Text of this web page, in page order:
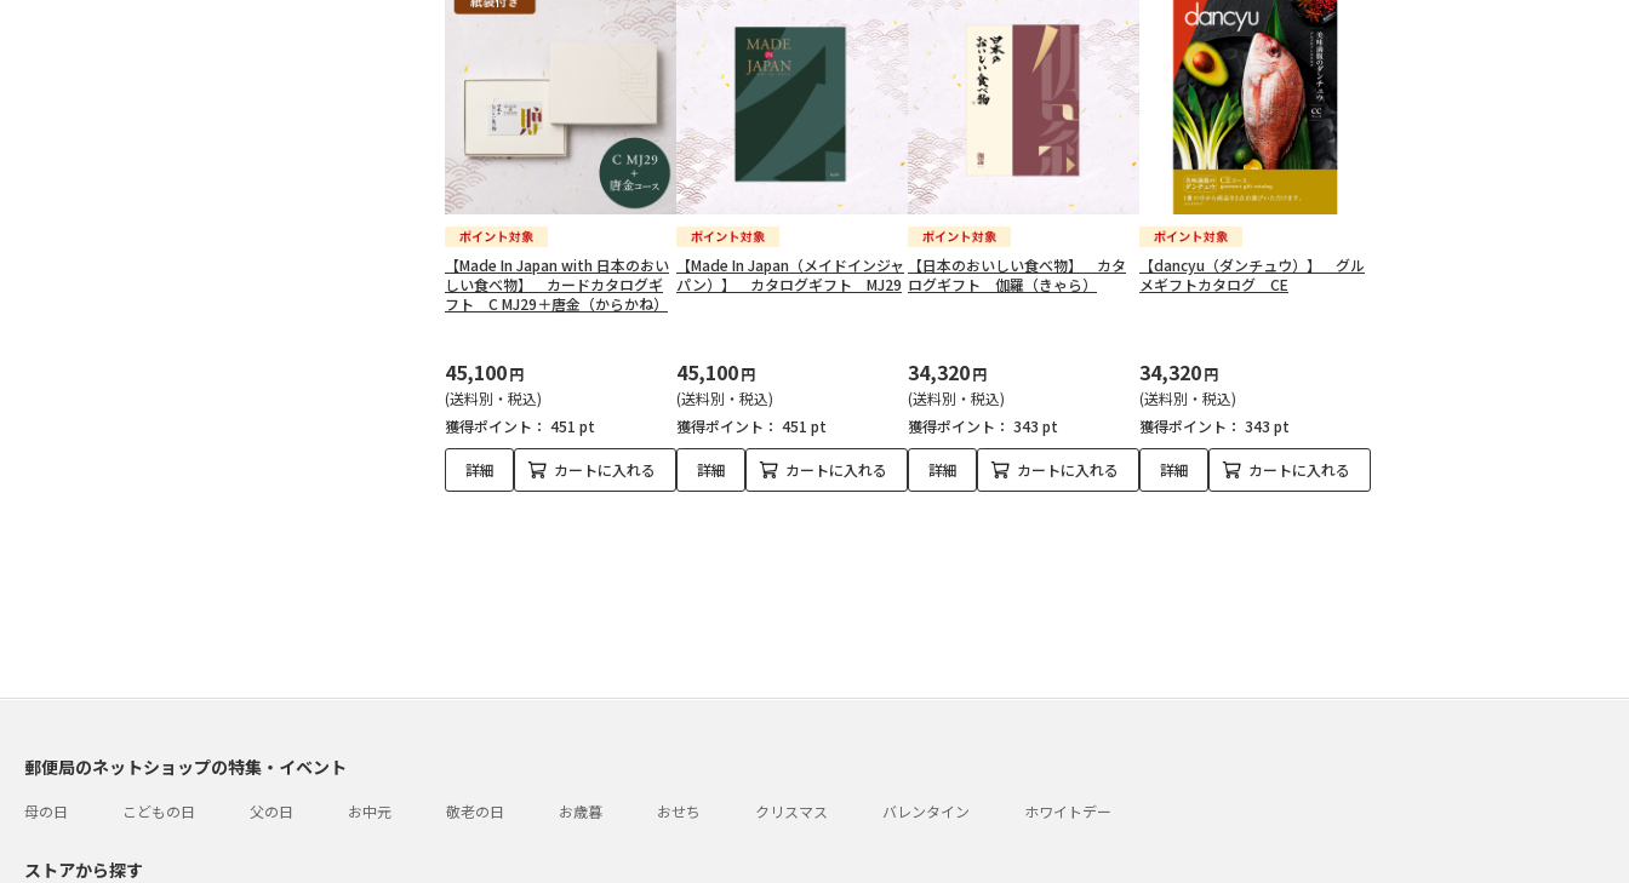
【Made In Japan with 日本のおい
しい食べ物】 カードカタログギ
フト C MJ29＋唐金（からかね）
45,100円
(送料別・税込)
獲得ポイント： 451 pt
詳細 カートに入れる
【Made In Japan（メイドインジャ
パン）】 カタログギフト MJ29
45,100円
(送料別・税込)
獲得ポイント： 451 pt
詳細 カートに入れる
【日本のおいしい食べ物】 カタ
ログギフト 伽羅（きゃら）
34,320円
(送料別・税込)
獲得ポイント： 343 pt
詳細 カートに入れる
【dancyu（ダンチュウ）】 グル
メギフトカタログ CE
34,320円
(送料別・税込)
獲得ポイント： 343 pt
詳細 カートに入れる
郵便局のネットショップの特集・イベント
母の日 こどもの日 父の日 お中元 敬老の日 お歳暮 おせち クリスマス バレンタイン ホワイトデー
ストアから探す